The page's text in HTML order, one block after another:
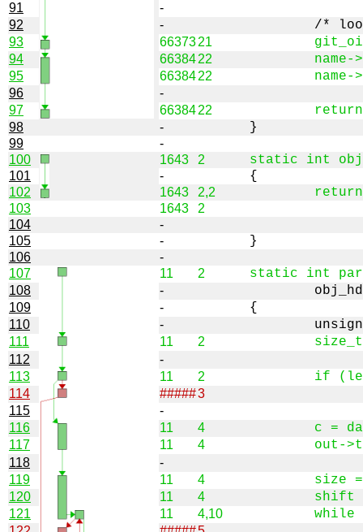
91
-
92
-
93
6637321
94
6638422
95
6638422
96
-
97
6638422
98
-
99
-
100
1643
2
101
-
102 1643
2,2
103
1643
2
104
-
105
-
106
-
107
11
2
108
-
109
-
110
-
111
11
2
112
-
113
11
2
114
#####3
115
-
116
11
4
117
11
4
118
-
119
11
4
120
11
4
121
11
4,10